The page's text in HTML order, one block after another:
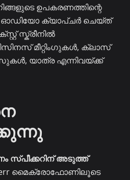
ഉപകരണത്തിന്റെ
ക്യാപ്ചർ ചെയ്ത്
സ്ക്രീനിൽ
മീറ്റിംഗുകൾ, ക്ലാസ്
യാത്ര എന്നിവയ്ക്ക്
സ്പീക്കറിന് അടുത്ത്
മൈക്രോഫോണിലൂടെ